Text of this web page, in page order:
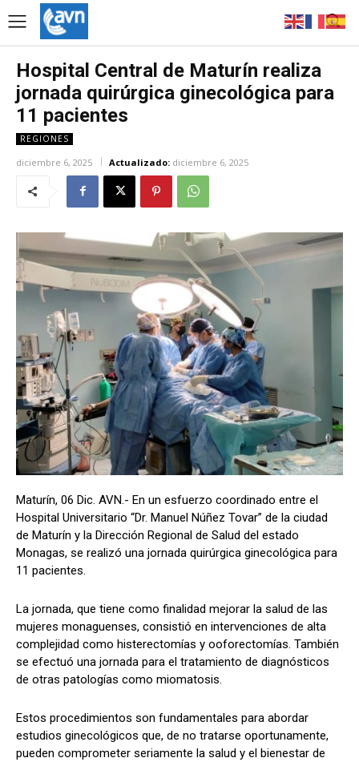
Hospital Central de Maturín realiza
jornada quirúrgica ginecológica para
11 pacientes
REGIONES
diciembre 6, 2025 Actualizado: diciembre 6, 2025
Maturín, 06 Dic. AVN.- En un esfuerzo coordinado entre el
Hospital Universitario “Dr. Manuel Núñez Tovar” de la ciudad
de Maturín y la Dirección Regional de Salud del estado
Monagas, se realizó una jornada quirúrgica ginecológica para
11 pacientes.
La jornada, que tiene como finalidad mejorar la salud de las
mujeres monaguenses, consistió en intervenciones de alta
complejidad como histerectomías y ooforectomías. También
se efectuó una jornada para el tratamiento de diagnósticos
de otras patologías como miomatosis.
Estos procedimientos son fundamentales para abordar
estudios ginecológicos que, de no tratarse oportunamente,
pueden comprometer seriamente la salud y el bienestar de